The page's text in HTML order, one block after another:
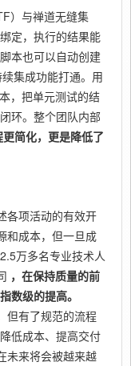
）与禅道无缝集
定，执行的结果能
本也可以自动创建
集成功能打通。用
，把单元测试的结
环。整个团队内部
简化，更是降低了
各项活动的有效开
和成本，但一旦成
万多名专业技术人
，在保持质量的前
数级的提高。
但有了规范的流程
低成本、提高交付
未来将会被越来越